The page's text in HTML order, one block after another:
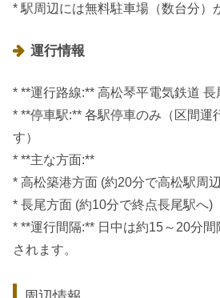
* 駅周辺には無料駐車場（数台分）
運行情報
* **運行路線:** 高松琴平電気鉄道 長
* **停車駅:** 各駅停車のみ（区間運
す）
* **主な方面:**
* 高松築港方面 (約20分で高松駅周
* 長尾方面 (約10分で終点長尾駅へ)
* **運行間隔:** 日中は約15～20分
されます。